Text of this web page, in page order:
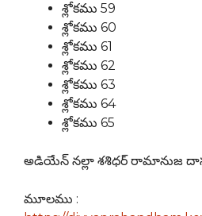
శ్లోకము 59
శ్లోకము 60
శ్లోకము 61
శ్లోకము 62
శ్లోకము 63
శ్లోకము 64
శ్లోకము 65
అడియేన్ నల్లా శశిధర్ రామానుజ
మూలము :